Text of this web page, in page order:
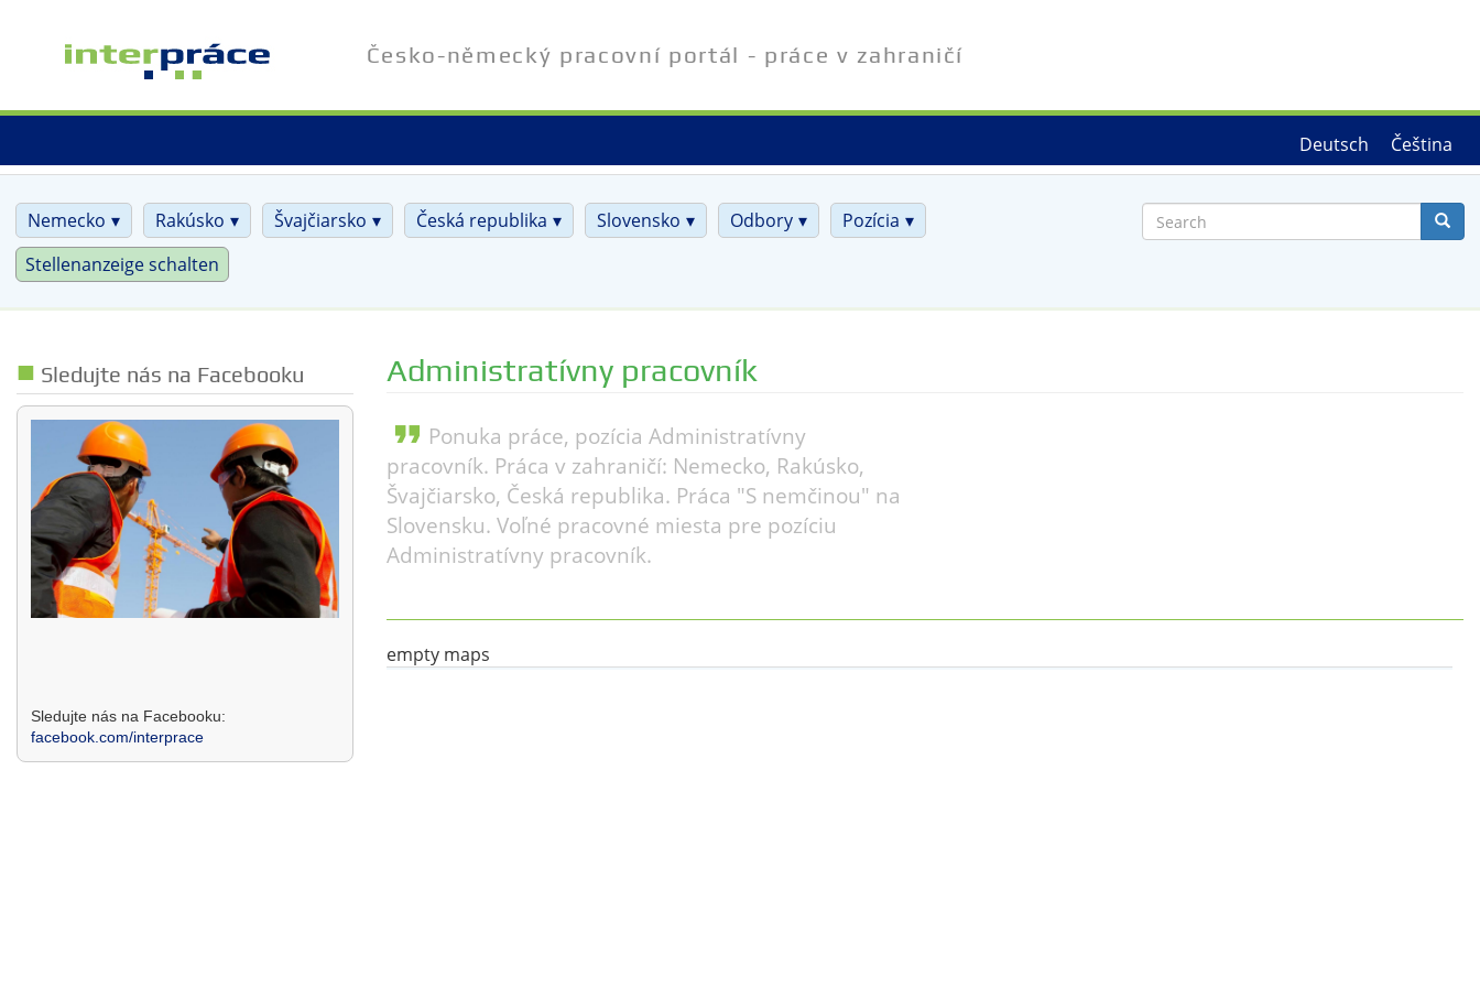
Čeština
Deutsch
Česko-německý pracovní portál - práce v zahraničí
Nemecko Rakúsko Švajčiarsko Česká republika Slovensko Odbory
Pozícia
Stellenanzeige schalten
Sledujte nás na Facebooku
Sledujte nás na Facebooku:
facebook.com/interprace
Administratívny pracovník
format_quote Ponuka práce, pozícia Administratívny
pracovník. Práca v zahraničí: Nemecko, Rakúsko,
Švajčiarsko, Česká republika. Práca "S nemčinou" na
Slovensku. Voľné pracovné miesta pre pozíciu
Administratívny pracovník.
empty maps